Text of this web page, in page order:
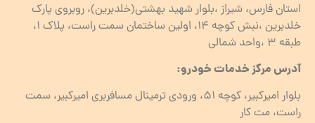
استان فارس، شیراز ،بلوار شهید بهشتی(خلدبرین)، روبروی پارک
خلدبرین ،نبش کوچه ۱۴، اولین ساختمان سمت راست، پلاک 1،
طبقه ۳ ،واحد شمالی
آدرس مرکز خدمات خودرو:
بلوار امیرکبیر، کوچه 51، ورودی ترمینال مسافربری امیرکبیر، سمت
راست، مت کار